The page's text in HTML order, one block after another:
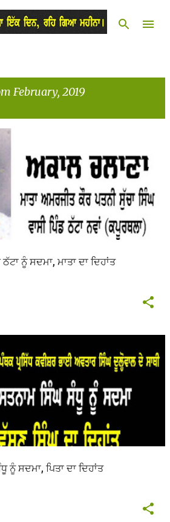
to main content
February, 2019
ਨੂੰ ਸਦਮਾ, ਮਾਤਾ ਦਾ ਦਿਹਾਂਤ
ਨੂੰ ਸਦਮਾ, ਪਿਤਾ ਦਾ ਦਿਹਾਂਤ